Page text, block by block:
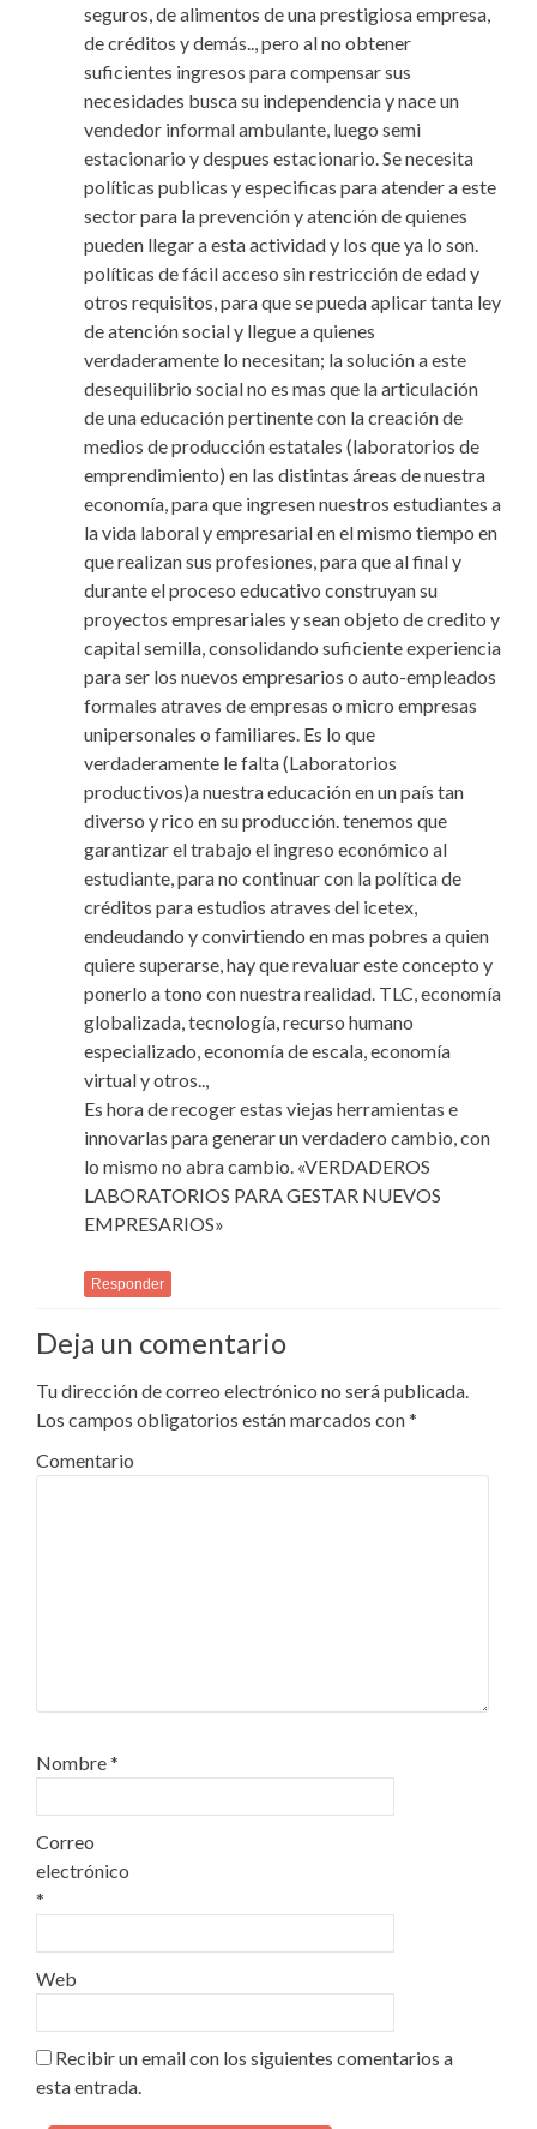
seguros, de alimentos de una prestigiosa empresa,
de créditos y demás.., pero al no obtener
suficientes ingresos para compensar sus
necesidades busca su independencia y nace un
vendedor informal ambulante, luego semi
estacionario y despues estacionario. Se necesita
políticas publicas y especificas para atender a este
sector para la prevención y atención de quienes
pueden llegar a esta actividad y los que ya lo son.
políticas de fácil acceso sin restricción de edad y
otros requisitos, para que se pueda aplicar tanta ley
de atención social y llegue a quienes
verdaderamente lo necesitan; la solución a este
desequilibrio social no es mas que la articulación
de una educación pertinente con la creación de
medios de producción estatales (laboratorios de
emprendimiento) en las distintas áreas de nuestra
economía, para que ingresen nuestros estudiantes a
la vida laboral y empresarial en el mismo tiempo en
que realizan sus profesiones, para que al final y
durante el proceso educativo construyan su
proyectos empresariales y sean objeto de credito y
capital semilla, consolidando suficiente experiencia
para ser los nuevos empresarios o auto-empleados
formales atraves de empresas o micro empresas
unipersonales o familiares. Es lo que
verdaderamente le falta (Laboratorios
productivos)a nuestra educación en un país tan
diverso y rico en su producción. tenemos que
garantizar el trabajo el ingreso económico al
estudiante, para no continuar con la política de
créditos para estudios atraves del icetex,
endeudando y convirtiendo en mas pobres a quien
quiere superarse, hay que revaluar este concepto y
ponerlo a tono con nuestra realidad. TLC, economía
globalizada, tecnología, recurso humano
especializado, economía de escala, economía
virtual y otros..,
Es hora de recoger estas viejas herramientas e
innovarlas para generar un verdadero cambio, con
lo mismo no abra cambio. «VERDADEROS
LABORATORIOS PARA GESTAR NUEVOS
EMPRESARIOS»
Responder
Deja un comentario
Tu dirección de correo electrónico no será publicada.
Los campos obligatorios están marcados con*
Comentario
Nombre*
Correo
electrónico
*
Web
Recibir un email con los siguientes comentarios a
esta entrada.